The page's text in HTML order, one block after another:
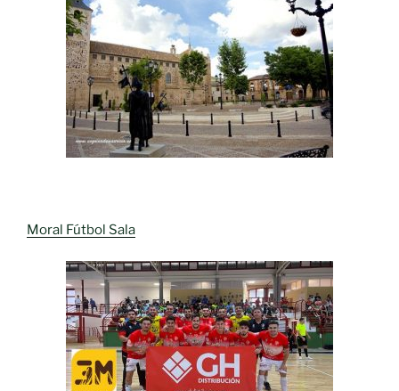
Moral Fútbol Sala